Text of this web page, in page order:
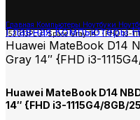
Главная Компьютеры Ноутбуки
[53013PLU] Space Gray 14″ {FHD i3-
ГлавнаяКомпьютеры
Huawei MateBook D14
Gray 14″ {FHD i3-
Huawei MateBook D14
14″ {FHD i3-1115G4/8GB/